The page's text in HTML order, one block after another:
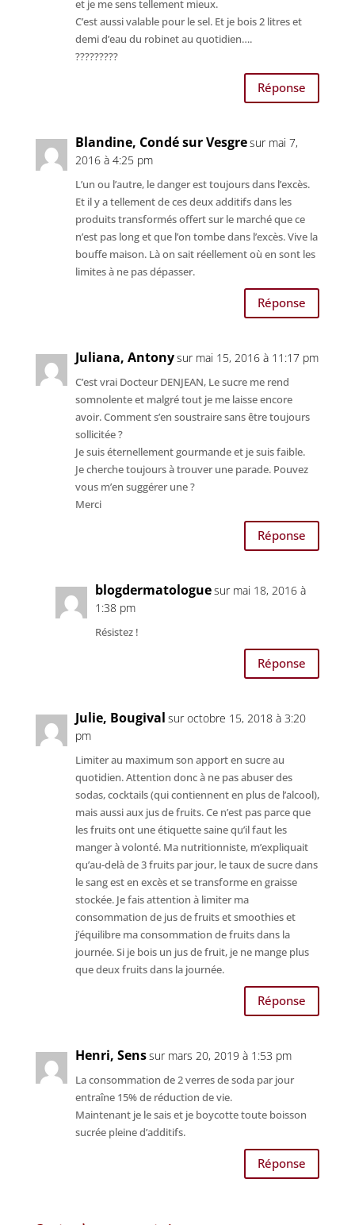
et je me sens tellement mieux.
C’est aussi valable pour le sel. Et je bois 2 litres et
demi d’eau du robinet au quotidien….
?????????
Réponse
Blandine, Condé sur Vesgresur mai 7,
2016 à 4:25 pm
L’un ou l’autre, le danger est toujours dans l’excès.
Et il y a tellement de ces deux additifs dans les
produits transformés offert sur le marché que ce
n’est pas long et que l’on tombe dans l’excès. Vive la
bouffe maison. Là on sait réellement où en sont les
limites à ne pas dépasser.
Réponse
Juliana, Antonysur mai 15, 2016 à 11:17 pm
C’est vrai Docteur DENJEAN, Le sucre me rend
somnolente et malgré tout je me laisse encore
avoir. Comment s’en soustraire sans être toujours
sollicitée ?
Je suis éternellement gourmande et je suis faible.
Je cherche toujours à trouver une parade. Pouvez
vous m’en suggérer une ?
Merci
Réponse
blogdermatologuesur mai 18, 2016 à
1:38 pm
Résistez !
Réponse
Julie, Bougival sur octobre 15, 2018 à 3:20
pm
Limiter au maximum son apport en sucre au
quotidien. Attention donc à ne pas abuser des
sodas, cocktails (qui contiennent en plus de l’alcool),
mais aussi aux jus de fruits. Ce n’est pas parce que
les fruits ont une étiquette saine qu’il faut les
manger à volonté. Ma nutritionniste, m’expliquait
qu’au-delà de 3 fruits par jour, le taux de sucre dans
le sang est en excès et se transforme en graisse
stockée. Je fais attention à limiter ma
consommation de jus de fruits et smoothies et
j’équilibre ma consommation de fruits dans la
journée. Si je bois un jus de fruit, je ne mange plus
que deux fruits dans la journée.
Réponse
Henri, Senssur mars 20, 2019 à 1:53 pm
La consommation de 2 verres de soda par jour
entraîne 15% de réduction de vie.
Maintenant je le sais et je boycotte toute boisson
sucrée pleine d’additifs.
Réponse